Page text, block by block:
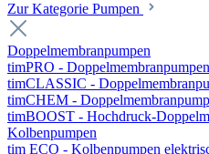
Zur Kategorie Pumpen
Doppelmembranpumpen
timPRO -
timCLASSIC -
timCHEM -
timBOOST - Hochdruck-
Kolbenpumpen
tim ECO - Kolbenpumpen